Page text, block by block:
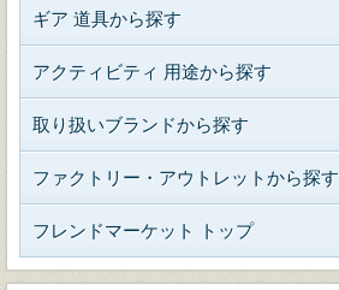
ギア 道具から探す
アクティビティ 用途から探す
取り扱いブランドから探す
ファクトリー・アウトレットから探す
フレンドマーケット トップ